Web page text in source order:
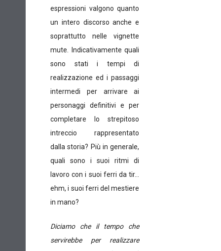
espressioni valgono quanto
un intero discorso anche e
soprattutto nelle vignette
mute.
Indicativamente quali
sono stati i tempi di
realizzazione ed i passaggi
intermedi per arrivare ai
personaggi definitivi e per
completare lo strepitoso
intreccio rappresentato
dalla storia? Più in generale,
quali sono i suoi ritmi di
lavoro con i suoi ferri da tir…
ehm, i suoi ferri del mestiere
in mano?
Diciamo che il tempo che
servirebbe per realizzare